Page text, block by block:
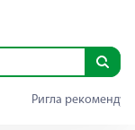
Ригла